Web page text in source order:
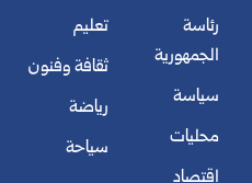
رئاسة
الجمهورية
سياسة
محليات
اقتصاد
تعليم
ثقافة وفنون
رياضة
سياحة